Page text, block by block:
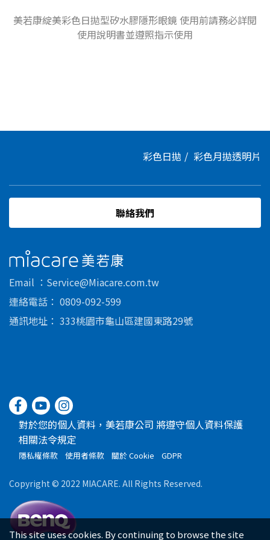
美若康綻美彩色日拋型矽水膠隱形眼鏡 使用前請務必詳閱
使用說明書並遵照指示使用
彩色日拋 彩色月拋透明片
美若康
Email
Service@Miacare.com.tw
連絡電話
0809-092-599
通訊地址
333桃園市龜山區建國東路29號
聯絡我們
對於您的個人資料，美若康公司 將遵守個人資料保護
相關法令規定
隱私權條款 使用者條款 關於 Cookie GDPR
Copyright © 2022 MIACARE. All Rights Reserved.
This site uses cookies. By continuing to browse the site